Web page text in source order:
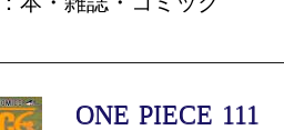
ONE PIECE